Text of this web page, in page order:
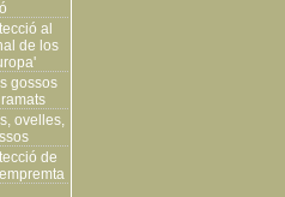
al
de los
gossos
ovelles,
de